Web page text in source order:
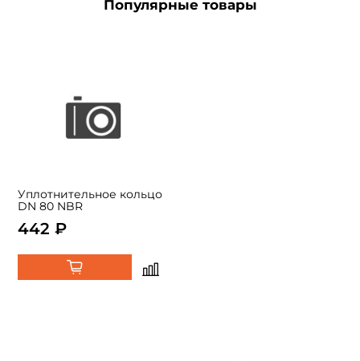
Уплотнительное кольцо
DN 80 NBR
442 ₽
Популярные товары